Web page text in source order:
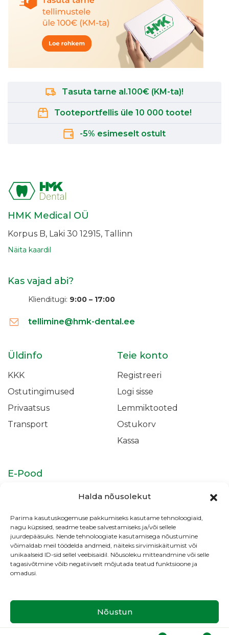
Halda nõusolekut
Parima kasutuskogemuse pakkumiseks kasutame tehnoloogiaid,
nagu küpsised, seadme teabe salvestamiseks ja/või sellele
juurdepääsuks. Nende tehnoloogiate kasutamisega nõustumine
võimaldab meil töödelda andmeid, näiteks sirvimiskäitumist või
unikaalseid ID-sid sellel veebisaidil. Nõusoleku mitteandmine või selle
tagasivõtmine võib negatiivselt mõjutada teatud funktsioone ja
omadusi.
Nõustun
Tasuta tarne al.100€ (KM-ta)!
Tooteportfellis üle 10 000 toote!
-5% esimeselt ostult
HMK Medical OÜ
Korpus B, Laki 30 12915, Tallinn
Näita kaardil
Kas vajad abi?
Klienditugi: 9:00 – 17:00
tellimine@hmk-dental.ee
Üldinfo
KKK
Ostutingimused
Privaatsus
Transport
Teie konto
Registreeri
Logi sisse
Lemmiktooted
Ostukorv
Kassa
E-Pood
Isikukaitsevahendid
Täidismaterjalid &
Juureravi
Profülaktika &
Valgendus
Kliiniku tarvikud